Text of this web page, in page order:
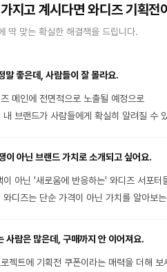
지고 계시다면 와디즈 기획전
딱 맞는 확실한 해결책을 드립니다.
말 좋은데, 사람들이 잘 몰라요.
메인에 전면적으로 노출될 예정으로
내 브랜드가 사람들에게 확실히 알려질 수
이 아닌 브랜드 가치로 소개되고 싶어요.
이 아닌 '새로움에 반응하는' 와디즈 서포터
와디즈는 단순 가격이 아닌 가치를 알아보
사람은 많은데, 구매까지 안 이어져요.
젝트에 기획전 쿠폰이라는 매력을 더해 보